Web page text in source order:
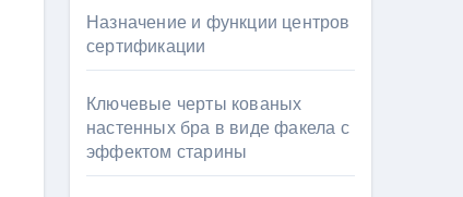
Назначение и функции центров
сертификации
Ключевые черты кованых
настенных бра в виде факела с
эффектом старины